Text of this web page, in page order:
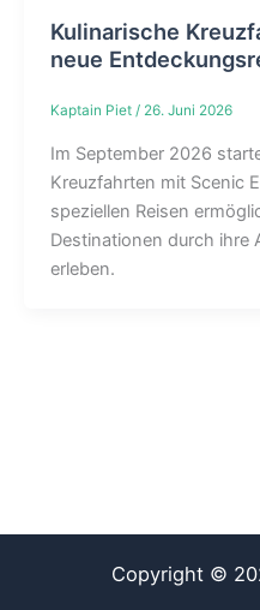
Kulinarische
neue
Kaptain Piet / 26. Juni 2026
Im September 2026
Kreuzfahrten mit Scenic
speziellen Reisen
Destinationen durch ihre
erleben.
Copyright ©